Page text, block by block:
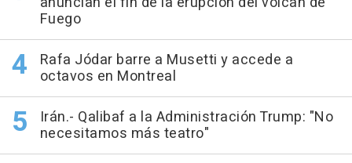
Fuego
Rafa Jódar barre a Musetti y accede a
octavos en Montreal
Irán.- Qalibaf a la Administración Trump: "No
necesitamos más teatro"